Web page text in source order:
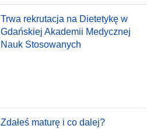
Trwa rekrutacja na Dietetykę w
Gdańskiej Akademii Medycznej
Nauk Stosowanych
Zdałeś maturę i co dalej?